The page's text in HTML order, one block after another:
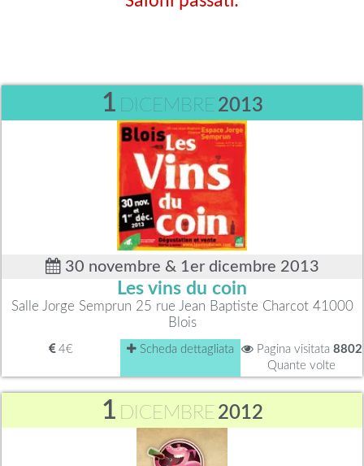
1 DICEMBRE 2013
30 novembre & 1er dicembre 2013
Les vins du coin
Salle Jorge Semprun 25 rue Jean Baptiste Charcot 41000
Blois
4€ Scheda dettagliata Pagina visitata 8802
Quante volte
1 DICEMBRE 2012